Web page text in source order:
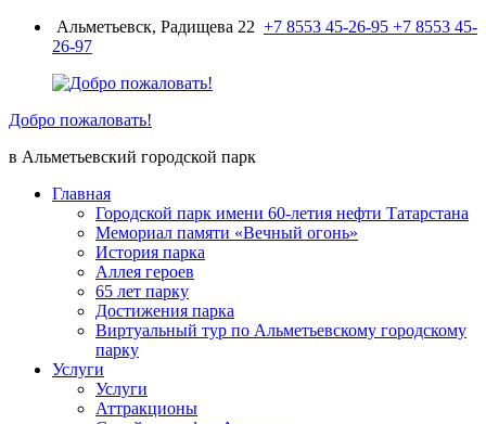
ПерейтиАльметьевск, Радищева 22 +7 8553 45-26-95 +7 8553 45-
26-97
Добро пожаловать!
в Альметьевский городской парк
Главная
Городской парк имени 60-летия нефти Татарстана
Мемориал памяти «Вечный огонь»
История парка
Аллея героев
65 лет парку
Достижения парка
Виртуальный тур по Альметьевскому городскому
парку
Услуги
Услуги
Аттракционы